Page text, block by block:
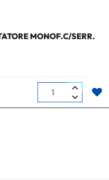
MONOF.C/SERR.